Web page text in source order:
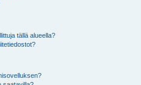
tällä alueella?